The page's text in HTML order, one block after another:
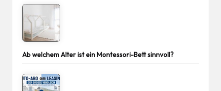
Ab welchem Alter ist ein Montessori-Bett sinnvoll?